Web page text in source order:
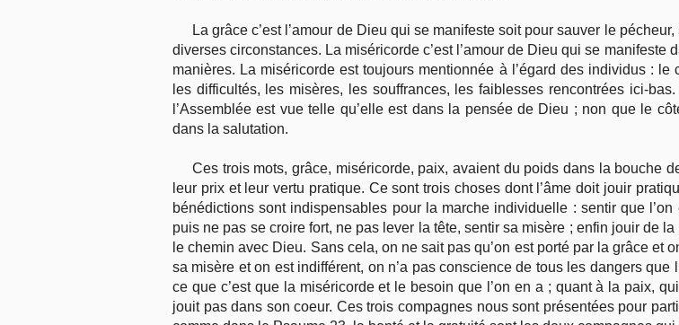
La grâce c’est l’amour de Dieu qui se manifeste soit pour sauver le
diverses circonstances. La miséricorde c’est l’amour de Dieu qui se
manières. La miséricorde est toujours mentionnée à l’égard des individus :
les difficultés, les misères, les souffrances, les faiblesses rencontrées ici-
l’Assemblée est vue telle qu’elle est dans la pensée de Dieu ; non que le
dans la salutation.
Ces trois mots, grâce, miséricorde, paix, avaient du poids dans la bouche
leur prix et leur vertu pratique. Ce sont trois choses dont l’âme doit jouir
bénédictions sont indispensables pour la marche individuelle : sentir que
puis ne pas se croire fort, ne pas lever la tête, sentir sa misère ; enfin jouir de
le chemin avec Dieu. Sans cela, on ne sait pas qu’on est porté par la grâce et
sa misère et on est indifférent, on n’a pas conscience de tous les dangers que
ce que c’est que la miséricorde et le besoin que l’on en a ; quant à la paix,
jouit pas dans son coeur. Ces trois compagnes nous sont présentées pour